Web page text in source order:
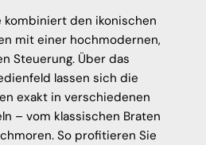
kombiniert den ikonischen
mit einer hochmodernen,
Steuerung. Über das
lassen sich die
exakt in verschiedenen
– vom klassischen Braten
So profitieren Sie